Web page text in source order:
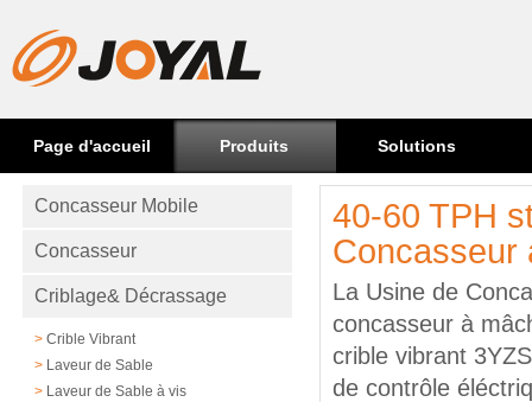
Page d'accueil Produits Solutions
Concasseur Mobile
Concasseur
Criblage& Décrassage
>Crible Vibrant
> Laveur de Sable
> Laveur de Sable à vis
40-60 TPH
Concasseur
La Usine de
concasseur à
crible vibrant
de contrôle